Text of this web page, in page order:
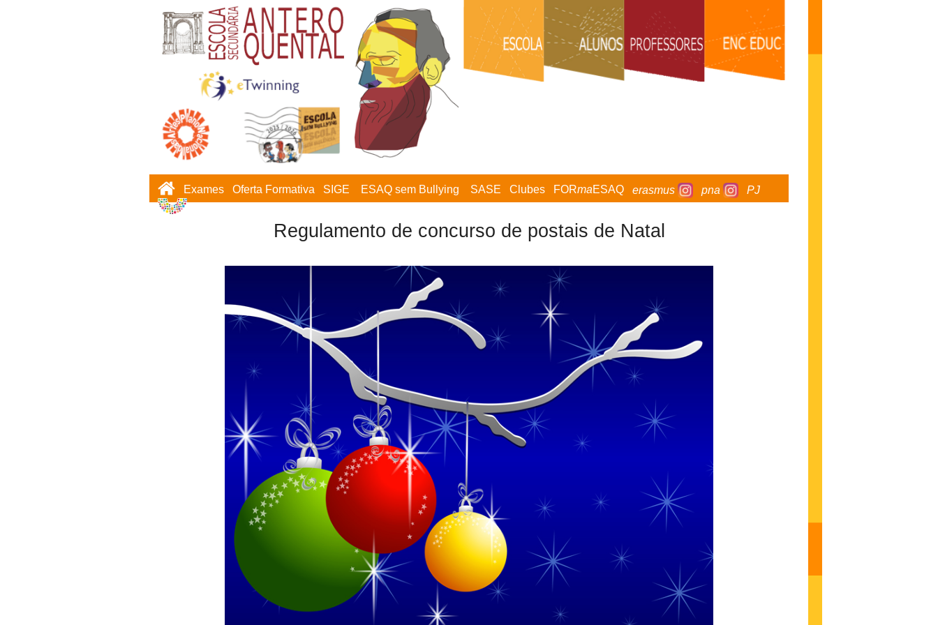
Exames Oferta Formativa SIGE ESAQ sem Bullying SASE Clubes FORmaESAQ erasmus pna PJ
Regulamento de concurso de postais de Natal